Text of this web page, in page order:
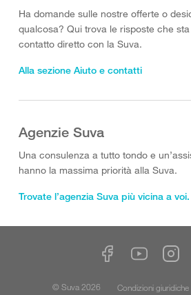
Ha domande sulle nostre offerte o
qualcosa? Qui trova le risposte che
contatto diretto con la Suva.
Alla sezione Aiuto e contatti
Agenzie Suva
Una consulenza a tutto tondo e
hanno la massima priorità alla Suva.
Trovate l’agenzia Suva più vicina a voi.
© Suva 2026 Condizioni giuridiche